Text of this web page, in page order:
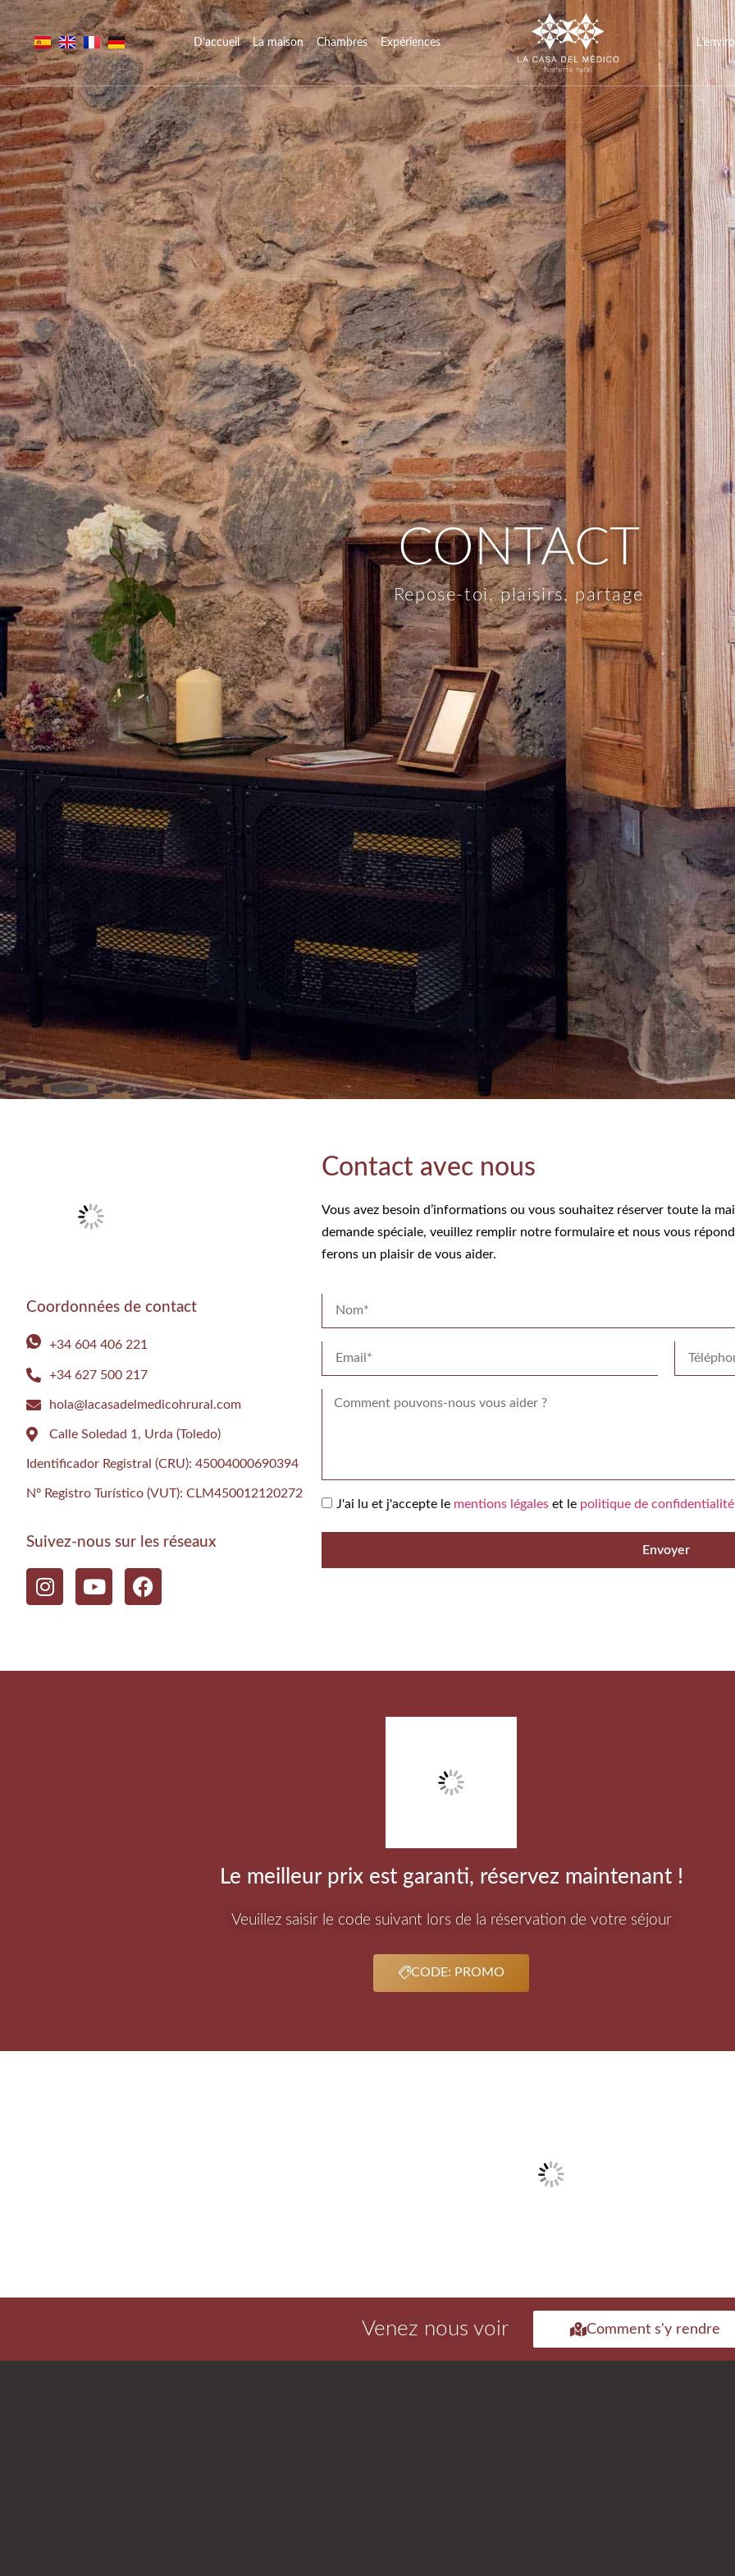
D’accueil La maison Chambres Expériences
CONTACT
Repose-toi, plaisirs, partage
Coordonnées de contact
+34 604 406 221
+34 627 500 217
hola@lacasadelmedicohrural.com
Calle Soledad 1, Urda (Toledo)
Identificador Registral (CRU): 45004000690394
Nº Registro Turístico (VUT): CLM450012120272
Suivez-nous sur les réseaux
Contact avec nous
Vous avez besoin d’informations ou vous souhaitez réserver toute la
demande spéciale, veuillez remplir notre formulaire et nous vous
ferons un plaisir de vous aider.
J'ai lu et j'accepte le mentions légales et le politique de
Envoyer
Le meilleur prix est garanti, réservez maintenant !
Veuillez saisir le code suivant lors de la réservation de votre séjour
CODE: PROMO
Venez nous voir Comment s'y rendre